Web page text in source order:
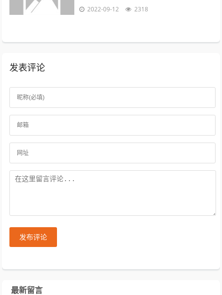
工厂做，佳麒。...
2022-09-12 2318
发表评论
发布评论
最新留言